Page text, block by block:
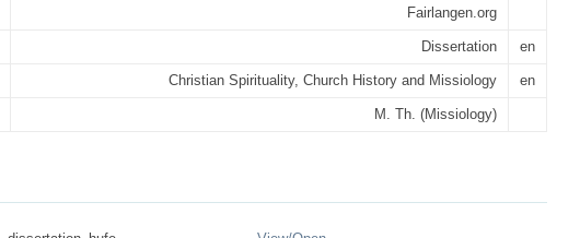
Fairlangen.org
Dissertation en
Christian Spirituality, Church History and Missiology en
M. Th. (Missiology)